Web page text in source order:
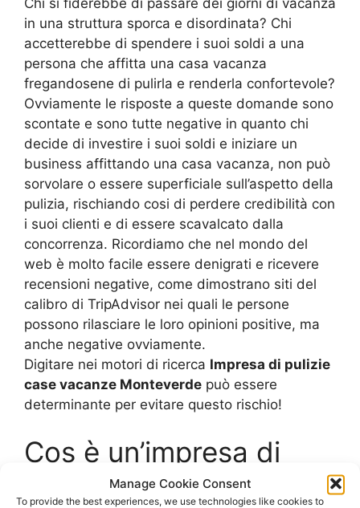
Manage Cookie Consent
To provide the best experiences, we use technologies like cookies to
in una struttura sporca e disordinata? Chi
accetterebbe di spendere i suoi soldi a una
persona che affitta una casa vacanza
fregandosene di pulirla e renderla confortevole?
Ovviamente le risposte a queste domande sono
scontate e sono tutte negative in quanto chi
decide di investire i suoi soldi e iniziare un
business affittando una casa vacanza, non può
sorvolare o essere superficiale sull’aspetto della
pulizia, rischiando cosi di perdere credibilità con
i suoi clienti e di essere scavalcato dalla
concorrenza. Ricordiamo che nel mondo del
web è molto facile essere denigrati e ricevere
recensioni negative, come dimostrano siti del
calibro di TripAdvisor nei quali le persone
possono rilasciare le loro opinioni positive, ma
anche negative ovviamente.
Digitare nei motori di ricerca Impresa di pulizie
case vacanze Monteverde può essere
determinante per evitare questo rischio!
Cos è un’impresa di